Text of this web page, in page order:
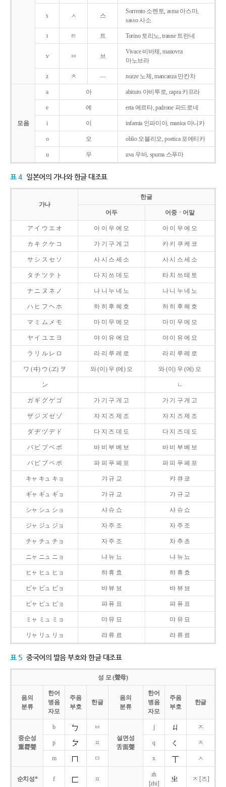
s ㅅ 스
Sorrento 소렌토, asma 아스마,
sasso 사소
t ㅌ 트 Torino 토리노, tranne 트란네
v ㅂ 브
Vivace 비바체, manovra
마노브라
z ㅊ ― nozze 노체, mancanza 만칸차
모음
a 아 abituro 아비투로, capra 카프라
e 에 erta 에르타, padrone 파드로네
i 이 infamia 인파미아, manica 마니카
o 오 oblio 오블리오, poetica 포에티카
u 우 uva 우바, spuma 스푸마
표 4 일본어의 가나와 한글 대조표
가나
한글
어두 어중ㆍ어말
ア イ ウ エ オ 아 이 우 에 오 아 이 우 에 오
カ キ ク ケ コ 가 기 구 게 고 카 키 쿠 케 코
サ シ ス セ ソ 사 시 스 세 소 사 시 스 세 소
タ チ ツ テ ト 다 지 쓰 데 도 타 치 쓰 테 토
ナ ニ ヌ ネ ノ 나 니 누 네 노 나 니 누 네 노
ハ ヒ フ ヘ ホ 하 히 후 헤 호 하 히 후 헤 호
マ ミ ム メ モ 마 미 무 메 모 마 미 무 메 모
ヤ イ ユ エ ヨ 야 이 유 에 요 야 이 유 에 요
ラ リ ル レ ロ 라 리 루 레 로 라 리 루 레 로
ワ (ヰ) ウ (ヱ) ヲ 와 (이) 우 (에) 오 와 (이) 우 (에) 오
ン ㄴ
ガ ギ グ ゲ ゴ 가 기 구 게 고 가 기 구 게 고
ザ ジ ズ ゼ ゾ 자 지 즈 제 조 자 지 즈 제 조
ダ ヂ ヅ デ ド 다 지 즈 데 도 다 지 즈 데 도
バ ビ ブ ベ ボ 바 비 부 베 보 바 비 부 베 보
パ ピ プ ペ ポ 파 피 푸 페 포 파 피 푸 페 포
キャ キュ キョ 갸 규 교 캬 큐 쿄
ギャ ギュ ギョ 갸 규 교 갸 규 교
シャ シュ ショ 샤 슈 쇼 샤 슈 쇼
ジャ ジュ ジョ 자 주 조 자 주 조
チャ チュ チョ 자 주 조 차 추 초
ニャ ニュ ニョ 냐 뉴 뇨 냐 뉴 뇨
ヒャ ヒュ ヒョ 햐 휴 효 햐 휴 효
ビャ ビュ ビョ 뱌 뷰 뵤 뱌 뷰 뵤
ピャ ピュ ピョ 퍄 퓨 표 퍄 퓨 표
ミャ ミュ ミョ 먀 뮤 묘 먀 뮤 묘
リャ リュ リョ 랴 류 료 랴 류 료
표 5 중국어의 발음 부호와 한글 대조표
성 모 (聲母)
음의
분류
한어
병음
자모
주음
부호
한글
음의
분류
한어
병음
자모
주음
부호
한글
중순성
重脣聲
b
ㅂ
설면성
舌面聲
j ㅈ
p ㅍ q ㅊ
m ㅁ x ㅅ
순치성* f ㅍ
zh
[zhi]
ㅈ [즈]